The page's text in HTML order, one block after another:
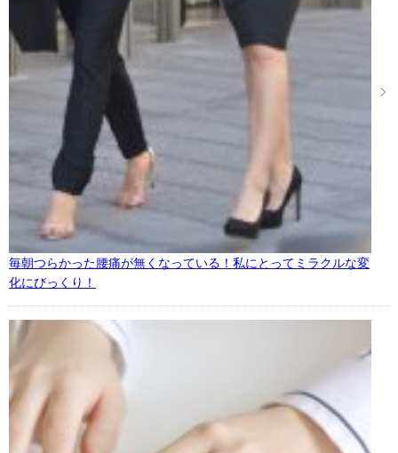
毎朝つらかった腰痛が無くなっている！私にとってミラクルな変
化にびっくり！